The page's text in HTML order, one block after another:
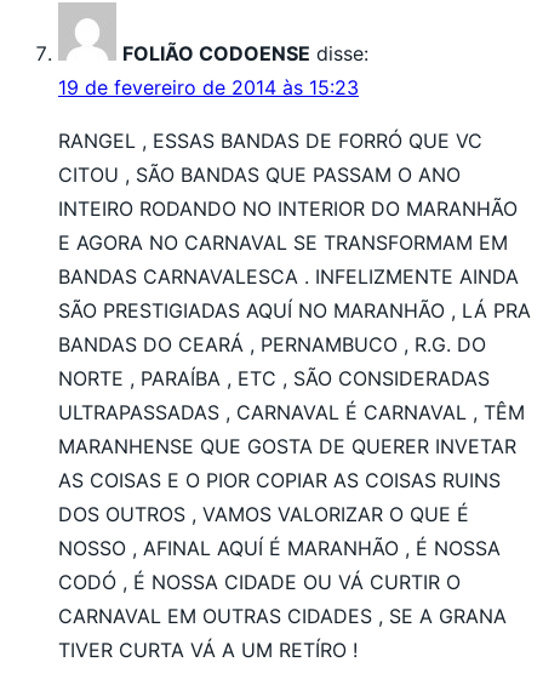
FOLIÃO CODOENSE disse:
19 de fevereiro de 2014 às 15:23
RANGEL , ESSAS BANDAS DE FORRÓ QUE VC
CITOU , SÃO BANDAS QUE PASSAM O ANO
INTEIRO RODANDO NO INTERIOR DO MARANHÃO
E AGORA NO CARNAVAL SE TRANSFORMAM EM
BANDAS CARNAVALESCA . INFELIZMENTE AINDA
SÃO PRESTIGIADAS AQUÍ NO MARANHÃO , LÁ PRA
BANDAS DO CEARÁ , PERNAMBUCO , R.G. DO
NORTE , PARAÍBA , ETC , SÃO CONSIDERADAS
ULTRAPASSADAS , CARNAVAL É CARNAVAL , TÊM
MARANHENSE QUE GOSTA DE QUERER INVETAR
AS COISAS E O PIOR COPIAR AS COISAS RUINS
DOS OUTROS , VAMOS VALORIZAR O QUE É
NOSSO , AFINAL AQUÍ É MARANHÃO , É NOSSA
CODÓ , É NOSSA CIDADE OU VÁ CURTIR O
CARNAVAL EM OUTRAS CIDADES , SE A GRANA
TIVER CURTA VÁ A UM RETÍRO !